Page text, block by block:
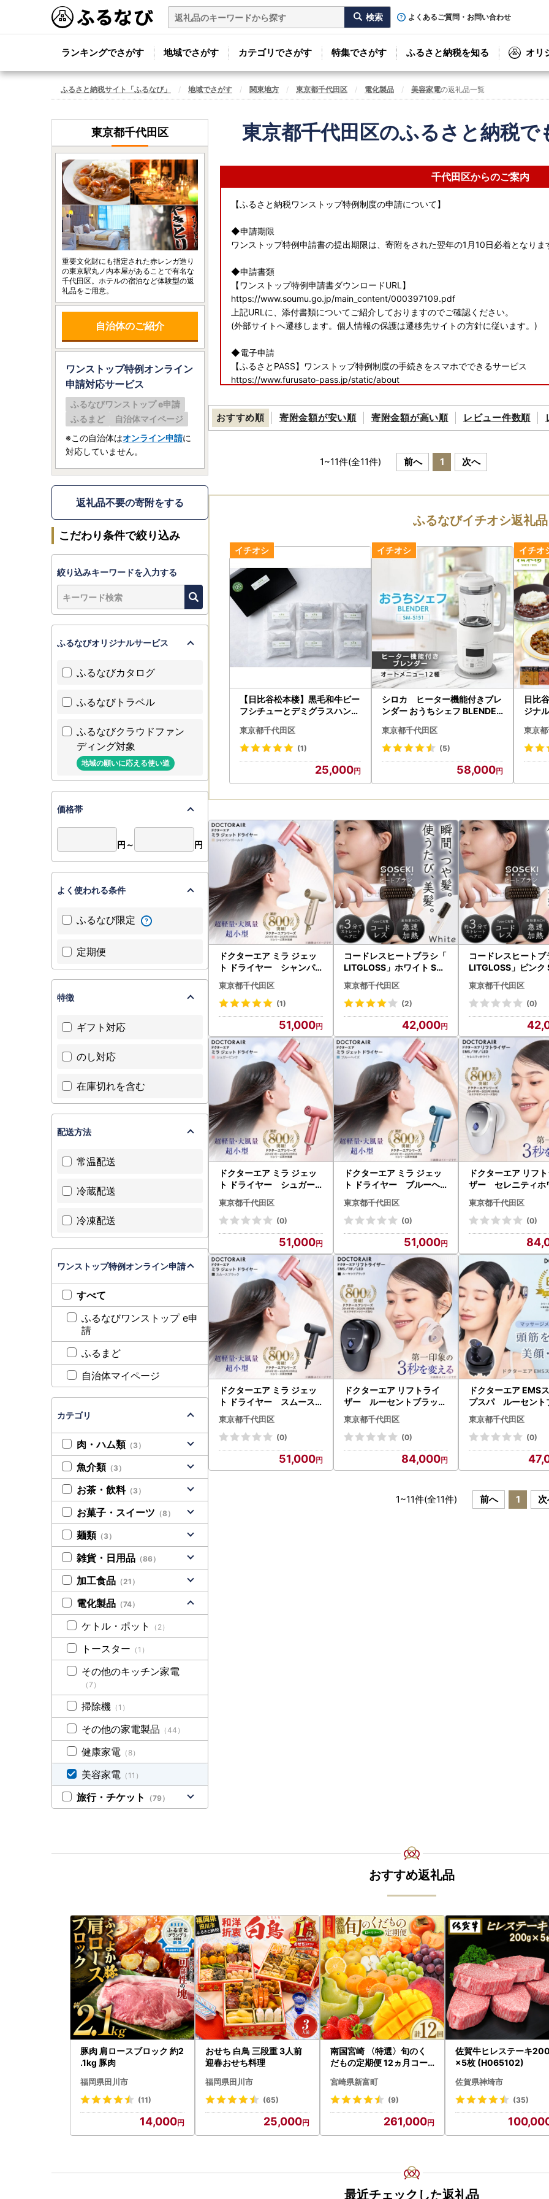
よくあるご質問・お問い合わせ
ランキングでさがす 地域でさがす カテゴリでさがす 特集でさがす ふるさと納税を知る オリ
ふるさと納税サイト「ふるなび」 地域でさがす 関東地方 東京都千代田区 電化製品 美容家電の返礼品一覧
東京都千代田区のふるさと納税で
千代田区からのご案内
【ふるさと納税ワンストップ特例制度の申請について】
◆申請期限
ワンストップ特例申請書の提出期限は、寄附をされた翌年の1月10日必着となりま
◆申請書類
【ワンストップ特例申請書ダウンロードURL】
https://www.soumu.go.jp/main_content/000397109.pdf
上記URLに、添付書類についてご紹介しておりますのでご確認ください。
(外部サイトへ遷移します。個人情報の保護は遷移先サイトの方針に従います。)
◆電子申請
【ふるさとPASS】ワンストップ特例制度の手続きをスマホでできるサービス
https://www.furusato-pass.jp/static/about
(外部サイトへ遷移します。個人情報の保護は遷移先サイトの方針に従います。)
◆送付先
日本郵便株式会社 葛西郵便局私書箱第39号AT
東京都千代田区 ワンストップ特例申請窓口
おすすめ順 寄附金額が安い順 寄附金額が高い順 レビュー件数順
1~11件(全11件) 前へ 1 次へ
ふるなびイチオシ返礼品
【日比谷松本楼】黒毛和牛ビー
フシチューとデミグラスハンバ
バーグ 牛肉 惣菜・加工品 シチ
ュー _【配送不可地域：離島】
東京都千代田区
(1)
25,000
シロカ ヒーター機能付きブレ
ンダー おうちシェフ BLENDER
家電 ブレンダー おうちシェ
フ 東京都_【1608886】
東京都千代田区
(5)
58,000
日比
ジナ
東京
ドクターエア ミラ ジェッ
ト ドライヤー シャンパ
ンゴールド ふるさと納税
千代田区【1691157】
東京都千代田区
(1)
51,000
コードレスヒートブラシ「
LITGLOSS」ホワイト SO
SEKI BEAUTY SSP-ZFS0
1W【配送不可地域：沖縄
県】【1648498】
東京都千代田区
(2)
42,000
コードレスヒートブ
LITGLOSS」ピンク
KI BEAUTY SSP-
【配送不可地域：沖
【1648497】
東京都千代田区
(0)
ドクターエア ミラ ジェッ
ト ドライヤー シュガー
ピンク ふるさと納税 千
代田区【1691155】
東京都千代田区
(0)
51,000
ドクターエア ミラ ジェッ
ト ドライヤー ブルーヘ
イズ ふるさと納税 千代
田区【1691156】
東京都千代田区
(0)
51,000
ドクターエア リフ
ザー セレニティホ
ふるさと納税千代
1691162】
東京都千代田区
(0)
ドクターエア ミラ ジェッ
ト ドライヤー スムース
ブラック ふるさと納税千
代田区【1691152】
東京都千代田区
(0)
51,000
ドクターエア リフトライ
ザー ルーセントブラック
ふるさと納税千代田区【
1691161】
東京都千代田区
(0)
84,000
ドクターエア EMS
プスパ ルーセント
ク ふるさと納税千
【1691164】
東京都千代田区
(0)
1~11件(全11件) 前へ 1
東京都千代田区
重要文化財にも指定された赤レンガ造り
の東京駅丸ノ内本屋があることで有名な
千代田区。ホテルの宿泊など体験型の返
礼品をご用意。
自治体のご紹介
ワンストップ特例オンライン
申請対応サービス
ふるなびワンストップ e申請
ふるまど
自治体マイページ
※この自治体はオンライン申請に
対応していません。
返礼品不要の寄附をする
こだわり条件で絞り込み
絞り込みキーワードを入力する
ふるなびオリジナルサービス
ふるなびカタログ
ふるなびトラベル
ふるなびクラウドファン
ディング対象
地域の願いに応える使い道
価格帯
円～ 円
よく使われる条件
ふるなび限定
定期便
特徴
ギフト対応
のし対応
在庫切れを含む
配送方法
常温配送
冷蔵配送
冷凍配送
ワンストップ特例オンライン申請
すべて
ふるなびワンストップ e申
請
ふるまど
自治体マイページ
カテゴリ
肉・ハム類 （3）
魚介類 （3）
お茶・飲料（3）
お菓子・スイーツ （8）
麺類 （3）
雑貨・日用品 （86）
加工食品 （21）
電化製品 （74）
ケトル・ポット （2）
トースター （1）
その他のキッチン家電
（7）
掃除機 （1）
その他の家電製品 （44）
健康家電 （8）
美容家電 （11）
旅行・チケット （79）
おすすめ返礼品
豚肉 肩ロースブロック 約2
.1kg 豚肉
福岡県田川市
(11)
14,000
おせち 白鳥 三段重 3人前
迎春おせち料理
福岡県田川市
(65)
25,000
南国宮崎 〈特選〉旬のく
だもの定期便 12ヵ月コー
宮崎県新富町
(9)
261,000
佐賀牛ヒレステーキ
×5枚 (H065102)
佐賀県神埼市
(35)
最近チェックした返礼品